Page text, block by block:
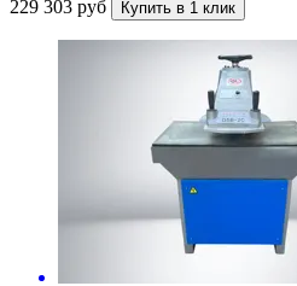
229 303 руб Купить в 1 клик